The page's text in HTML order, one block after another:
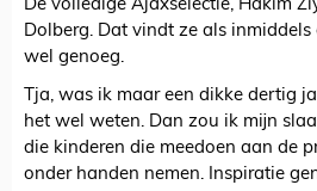
De volledige Ajaxselectie, Hakim
Dolberg. Dat vindt ze als
wel genoeg.
Tja, was ik maar een dikke dertig
het wel weten. Dan zou ik mijn
die kinderen die meedoen aan de
onder handen nemen. Inspiratie